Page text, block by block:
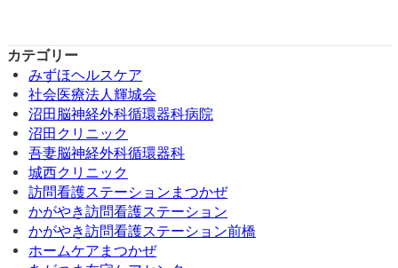
カテゴリー
みずほヘルスケア
社会医療法人輝城会
沼田脳神経外科循環器科病院
沼田クリニック
吾妻脳神経外科循環器科
城西クリニック
訪問看護ステーションまつかぜ
かがやき訪問看護ステーション
かがやき訪問看護ステーション前橋
ホームケアまつかぜ